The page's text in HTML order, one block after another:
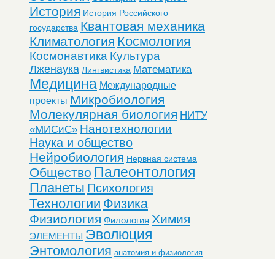
История История Российского
государства Квантовая механика
Климатология Космология
Космонавтика Культура
Лженаука Лингвистика Математика
Медицина Международные
проекты Микробиология
Молекулярная биология НИТУ
«МИСиС» Нанотехнологии
Наука и общество
Нейробиология Нервная система
Общество Палеонтология
Планеты Психология
Технологии Физика
Физиология Филология Химия
ЭЛЕМЕНТЫ Эволюция
Энтомология анатомия и физиология